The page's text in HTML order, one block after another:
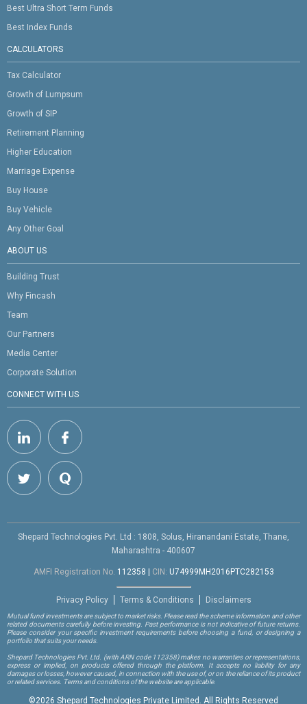
Best Ultra Short Term Funds
Best Index Funds
CALCULATORS
Tax Calculator
Growth of Lumpsum
Growth of SIP
Retirement Planning
Higher Education
Marriage Expense
Buy House
Buy Vehicle
Any Other Goal
ABOUT US
Building Trust
Why Fincash
Team
Our Partners
Media Center
Corporate Solution
CONNECT WITH US
Shepard Technologies Pvt. Ltd : 1808, Solus, Hiranandani Estate, Thane,
Maharashtra - 400607
AMFI Registration No. 112358 | CIN: U74999MH2016PTC282153
Privacy Policy Terms & Conditions Disclaimers
Mutual fund investments are subject to market risks. Please read the scheme information and other
related documents carefully before investing. Past performance is not indicative of future returns.
Please consider your specific investment requirements before choosing a fund, or designing a
portfolio that suits your needs.
Shepard Technologies Pvt. Ltd. (with ARN code 112358)makes no warranties or representations,
express or implied, on products offered through the platform. It accepts no liability for any
damages or losses, however caused, in connection with the use of, or on the reliance of its product
or related services. Terms and conditions of the website are applicable.
©2026 Shepard Technologies Private Limited. All Rights Reserved